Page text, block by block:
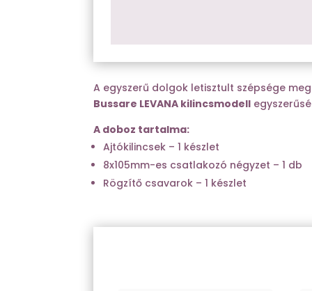
A egyszerű dolgok letisztult szépsége
Bussare LEVANA kilincsmodell
A doboz tartalma:
Ajtókilincsek – 1 készlet
8x105mm-es csatlakozó négyzet – 1 db
Rögzítő csavarok – 1 készlet